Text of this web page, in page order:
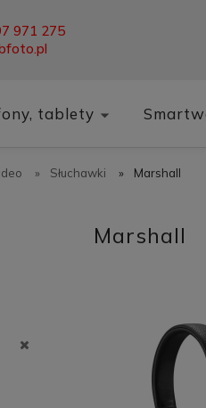
971 275
tablety
» Słuchawki » Marshall
Marshall